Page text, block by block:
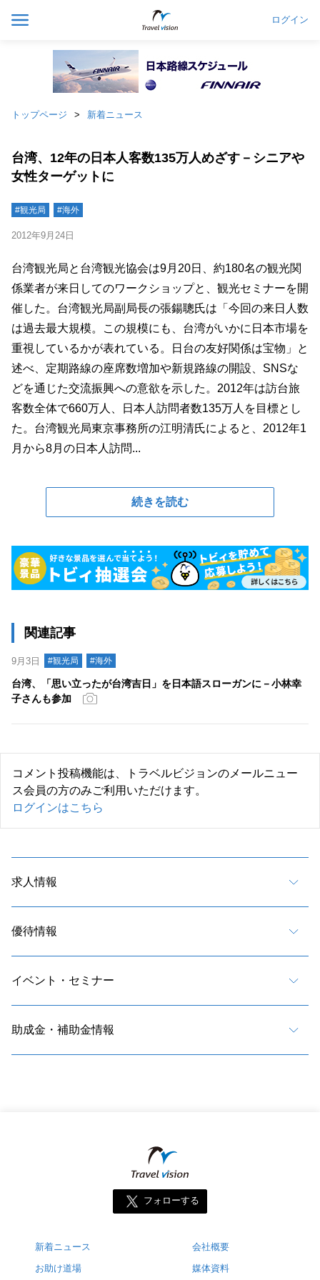
ログイン
トップページ 新着ニュース
台湾、12年の日本人客数135万人めざす－シニアや
女性ターゲットに
#観光局 #海外
2012年9月24日
台湾観光局と台湾観光協会は9月20日、約180名の観光関
係業者が来日してのワークショップと、観光セミナーを開
催した。台湾観光局副局長の張鍚聰氏は「今回の来日人数
は過去最大規模。この規模にも、台湾がいかに日本市場を
重視しているかが表れている。日台の友好関係は宝物」と
述べ、定期路線の座席数増加や新規路線の開設、SNSな
どを通じた交流振興への意欲を示した。2012年は訪台旅
客数全体で660万人、日本人訪問者数135万人を目標とし
た。台湾観光局東京事務所の江明清氏によると、2012年1
月から8月の日本人訪問...
続きを読む
関連記事
9月3日 #観光局 #海外
台湾、「思い立ったが台湾吉日」を日本語スローガンに－小林幸
子さんも参加
コメント投稿機能は、トラベルビジョンのメールニュー
ス会員の方のみご利用いただけます。
ログインはこちら
求人情報
優待情報
イベント・セミナー
助成金・補助金情報
フォローする
新着ニュース
お助け道場
会社概要
媒体資料